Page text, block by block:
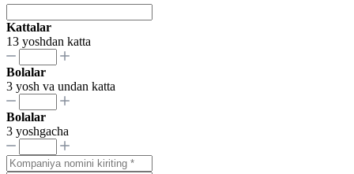
Kattalar
13 yoshdan katta
Bolalar
3 yosh va undan katta
Bolalar
3 yoshgacha